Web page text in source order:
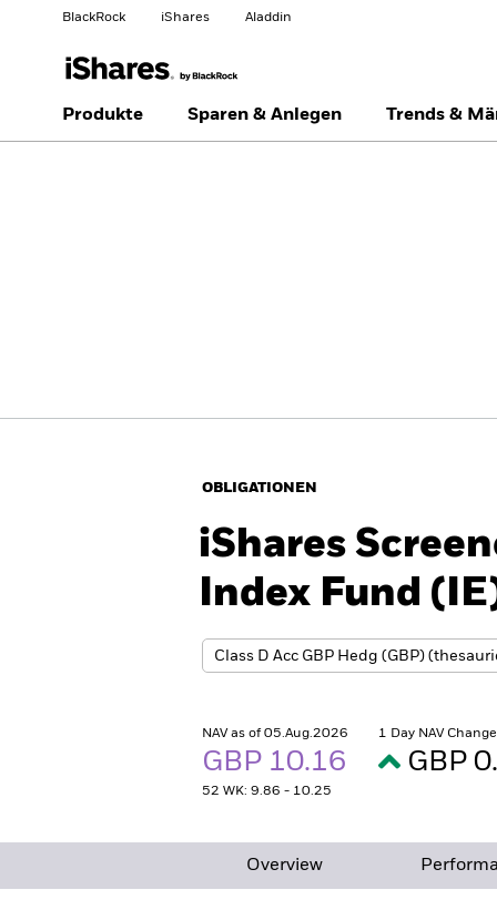
BlackRock iShares Aladdin
Anlegertyp wechseln
Land ändern
United Kingdom United States
Produkte Sparen & Anlegen Trends &
OBLIGATIONEN
iShares
Index Fund
NAV as of 05.Aug.2026
GBP 10.16
52 WK: 9.86 - 10.25
1 Day NAV
GBP
Overview